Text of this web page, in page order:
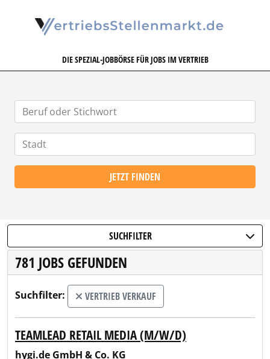
DIE SPEZIAL-JOBBÖRSE FÜR JOBS IM VERTRIEB
JETZT FINDEN
SUCHFILTER
781 JOBS GEFUNDEN
Suchfilter: VERTRIEB VERKAUF
TEAMLEAD RETAIL MEDIA (M/W/D)
hygi.de GmbH & Co. KG